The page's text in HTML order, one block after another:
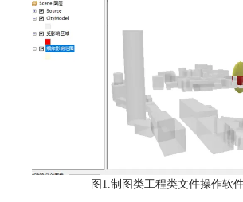
图1.制图类工程类文件操作软